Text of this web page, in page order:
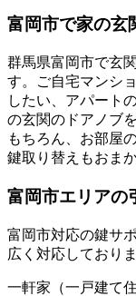
富岡市で家の玄
群馬県富岡市で玄
す。ご自宅マンシ
したい、アパート
の玄関のドアノブ
もちろん、お部屋
鍵取り替えもおま
富岡市エリアの
富岡市対応の鍵サ
広く対応しておりま
一軒家（一戸建て